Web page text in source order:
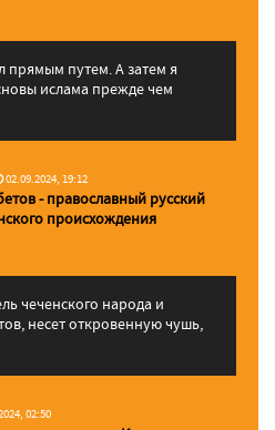
прямым путем. А затем я
ислама прежде чем
02.09.2024, 19:12
- православный русский
происхождения
чеченского народа и
несет откровенную чушь,
02:50